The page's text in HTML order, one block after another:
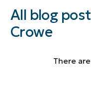
All blog
Crowe
There